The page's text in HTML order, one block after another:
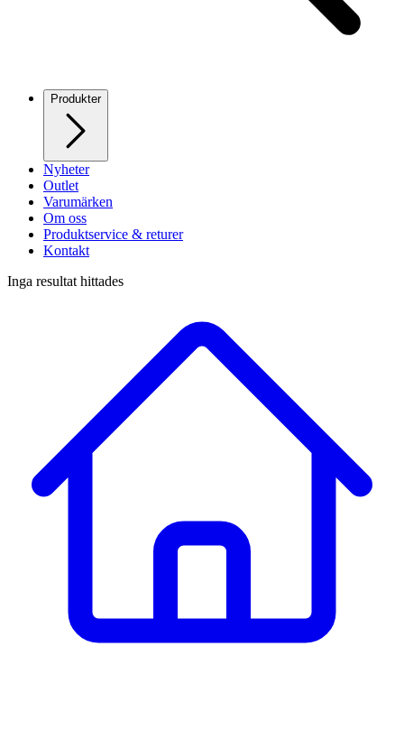
Produkter
Nyheter
Outlet
Varumärken
Om oss
Produktservice & returer
Kontakt
Inga resultat hittades